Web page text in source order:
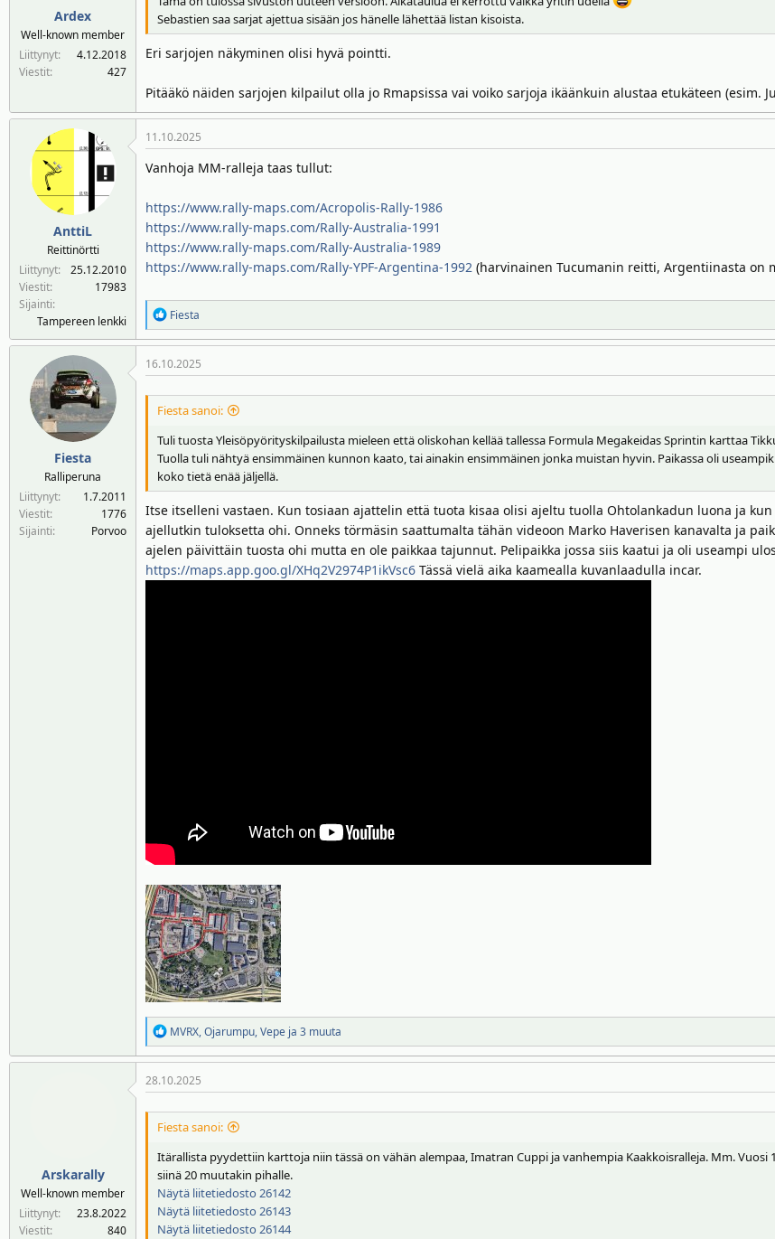
Ardex
Well-known member
Liittynyt
4.12.2018
Viestit
427
Sebastien saa sarjat ajettua sisään jos hänelle lähettää listan kisoista.
Eri sarjojen näkyminen olisi hyvä pointti.
Pitääkö näiden sarjojen kilpailut olla jo Rmapsissa vai voiko sarjoja ikäänkuin alustaa etukäteen (esim.
AnttiL
Reittinörtti
Liittynyt
25.12.2010
Viestit
17983
Sijainti
Tampereen lenkki
11.10.2025
Vanhoja MM-ralleja taas tullut:
https://www.rally-maps.com/Acropolis-Rally-1986
https://www.rally-maps.com/Rally-Australia-1991
https://www.rally-maps.com/Rally-Australia-1989
https://www.rally-maps.com/Rally-YPF-Argentina-1992 (harvinainen Tucumanin reitti, Argentiinasta on
R
e
a
k
i
o
t
Fiesta
Fiesta
Ralliperuna
Liittynyt
1.7.2011
Viestit
1776
Sijainti
Porvoo
16.10.2025
Fiesta sanoi:
Tuli tuosta Yleisöpyörityskilpailusta mieleen että oliskohan kellää tallessa Formula Megakeidas Sprintin karttaa
Tuolla tuli nähtyä ensimmäinen kunnon kaato, tai ainakin ensimmäinen jonka muistan hyvin. Paikassa oli
koko tietä enää jäljellä.
Itse itselleni vastaen. Kun tosiaan ajattelin että tuota kisaa olisi ajeltu tuolla Ohtolankadun luona ja
ajellutkin tuloksetta ohi. Onneks törmäsin saattumalta tähän videoon Marko Haverisen kanavalta ja
ajelen päivittäin tuosta ohi mutta en ole paikkaa tajunnut. Pelipaikka jossa siis kaatui ja oli useampi
https://maps.app.goo.gl/XHq2V2974P1ikVsc6 Tässä vielä aika kaamealla kuvanlaadulla incar.
R
e
a
k
i
o
t
MVRX,Ojarumpu,Vepe ja 3 muuta
Arskarally
Well-known member
Liittynyt
23.8.2022
Viestit
840
28.10.2025
Fiesta sanoi:
Itärallista pyydettiin karttoja niin tässä on vähän alempaa, Imatran Cuppi ja vanhempia Kaakkoisralleja. Mm.
siinä 20 muutakin pihalle.
Näytä liitetiedosto 26142
Näytä liitetiedosto 26143
Näytä liitetiedosto 26144